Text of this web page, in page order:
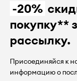
-20%
покупку**
рассылку.
Присоединяйся к
информацию о